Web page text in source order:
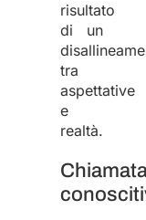
risultato
di un
tra
aspettative
e
realtà.